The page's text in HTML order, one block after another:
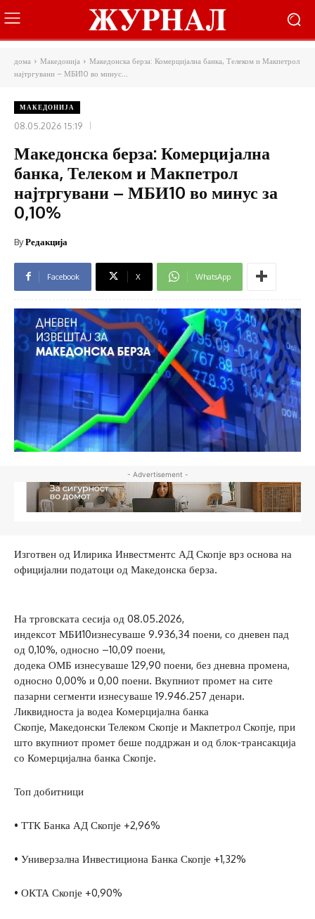
дома Македонија
Македонска берза: Комерцијална банка, Телеком и Макпетрол
најтргувани – МБИ10 во минус...
МАКЕДОНИЈА
08.05.2026 15:19
Македонска берза: Комерцијална
банка, Телеком и Макпетрол
најтргувани – МБИ10 во минус за
0,10%
ByРедакција
Facebook X WhatsApp
- Advertisement -
Изготвен од Илирика Инвестментс АД Скопје врз основа на
официјални податоци од Македонска берза.
На трговската сесија од 08.05.2026,
индексот МБИ10изнесуваше 9.936,34 поени, со дневен пад
од 0,10%, односно –10,09 поени,
додека ОМБ изнесуваше 129,90 поени, без дневна промена,
односно 0,00% и 0,00 поени. Вкупниот промет на сите
пазарни сегменти изнесуваше 19.946.257 денари.
Ликвидноста ја водеа Комерцијална банка
Скопје, Македонски Телеком Скопје и Макпетрол Скопје, при
што вкупниот промет беше поддржан и од блок-трансакција
со Комерцијална банка Скопје.
Топ добитници
• ТТК Банка АД Скопје +2,96%
• Универзална Инвестициона Банка Скопје +1,32%
• ОКТА Скопје +0,90%